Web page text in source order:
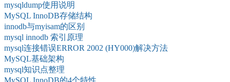
mysqldump使用说明
MySQL InnoDB存储结构
innodb与myisam的区别
mysql innodb 索引原理
mysql连接错误ERROR 2002 (HY000)解决方法
MySQL基础架构
mysql知识点整理
MySQL InnoDB的4个特性